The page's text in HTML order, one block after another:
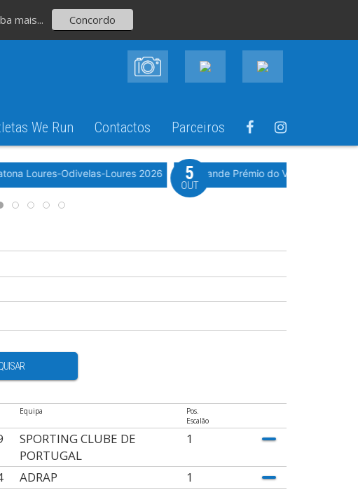
We Run Contactos Parceiros
Loures-Odivelas-Loures 2026 10º Grande Prémio do Vale Grande
5
OUT
Equipa
Pos.
Escalão
SPORTING CLUBE DE
PORTUGAL
1
ADRAP
1
mais... Concordo